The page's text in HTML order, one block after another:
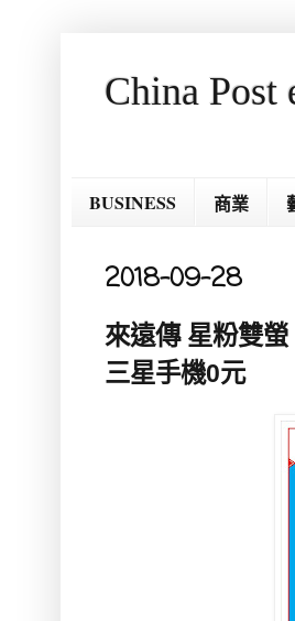
China Post
BUSINESS 商業
2018-09-28
來遠傳 星粉雙
三星手機0元